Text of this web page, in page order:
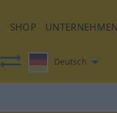
SHOP UNTERNEHMEN
Deutsch